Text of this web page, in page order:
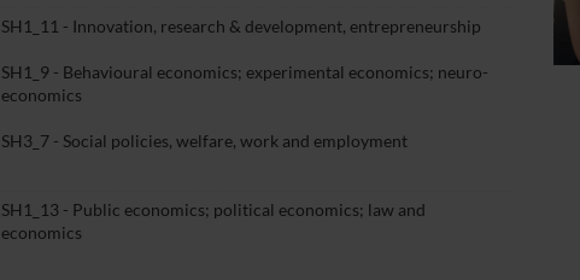
SH1_11 - Innovation, research & development, entrepreneurship
SH1_9 - Behavioural economics; experimental economics; neuro-
economics
SH3_7 - Social policies, welfare, work and employment
SH1_13 - Public economics; political economics; law and
economics